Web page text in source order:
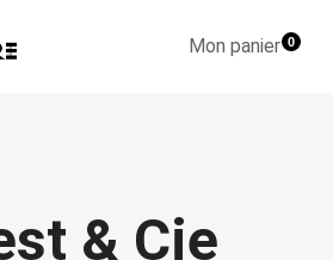
Mon panier0
& Cie